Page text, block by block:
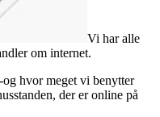
Vi har alle
om internet.
hvor meget vi benytter
der er online på